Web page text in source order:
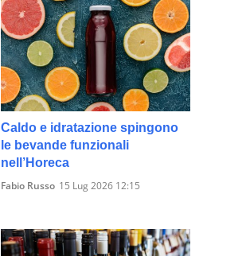
Caldo e idratazione spingono
le bevande funzionali
nell’Horeca
Fabio Russo 15 Lug 2026 12:15